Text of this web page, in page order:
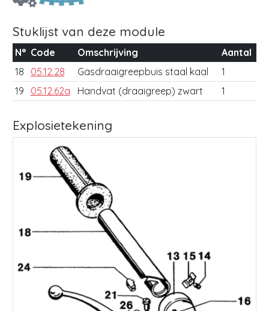
Stuklijst van deze module
N° Code Omschrijving
Aantal
18
05.12.28 Gasdraaigreepbuis staal kaal
1
19
05.12.62a Handvat (draaigreep) zwart 1
Explosietekening